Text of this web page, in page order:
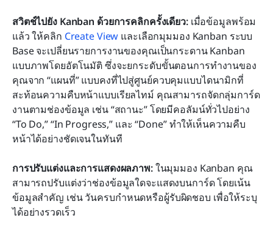
สวิตช์ไปยัง Kanban ด้วยการคลิกครั้งเดียว: เมื่อข้อมูลพร้อม
แล้ว ให้คลิก Create View และเลือกมุมมอง Kanban ระบบ
Base จะเปลี่ยนรายการงานของคุณเป็นกระดาน Kanban
แบบภาพโดยอัตโนมัติ ซึ่งจะยกระดับขั้นตอนการทำงานของ
คุณจาก “แผนที่” แบบคงที่ไปสู่ศูนย์ควบคุมแบบไดนามิกที่
สะท้อนความคืบหน้าแบบเรียลไทม์ คุณสามารถจัดกลุ่มการ์ด
งานตามช่องข้อมูล เช่น “สถานะ” โดยมีคอลัมน์ทั่วไปอย่าง
“To Do,” “In Progress,” และ “Done” ทำให้เห็นความคืบ
หน้าได้อย่างชัดเจนในทันที
การปรับแต่งและการแสดงผลภาพ: ในมุมมอง Kanban คุณ
สามารถปรับแต่งว่าช่องข้อมูลใดจะแสดงบนการ์ด โดยเน้น
ข้อมูลสำคัญ เช่น วันครบกำหนดหรือผู้รับผิดชอบ เพื่อให้ระบุ
ได้อย่างรวดเร็ว